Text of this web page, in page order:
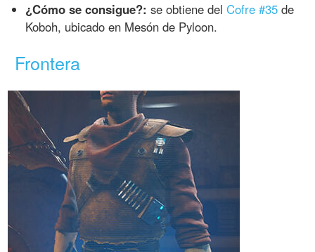
¿Cómo se consigue?: se obtiene delCofre #35 de
Koboh, ubicado en Mesón de Pyloon.
Frontera